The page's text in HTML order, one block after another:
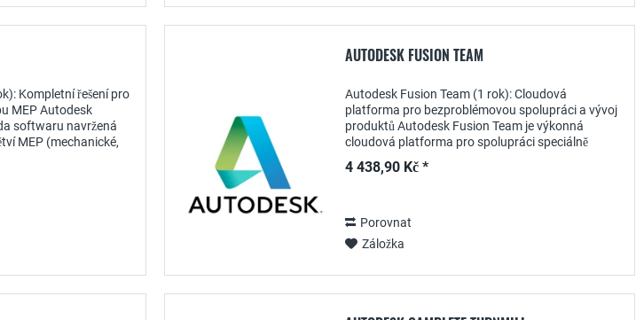
Kompletní řešení pro
MEP Autodesk
softwaru navržená
MEP (mechanické,
AUTODESK FUSION TEAM
Autodesk Fusion Team (1 rok): Cloudová
platforma pro bezproblémovou spolupráci a vývoj
produktů Autodesk Fusion Team je výkonná
cloudová platforma pro spolupráci speciálně
zefektivnění vývoje...
4 438,90 Kč *
Porovnat
Záložka